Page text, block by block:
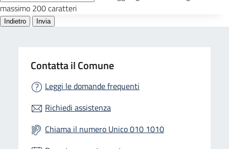
Contatta il Comune
Leggi le domande frequenti
Richiedi assistenza
Chiama il numero Unico 010 1010